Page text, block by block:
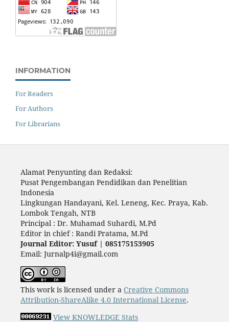
INFORMATION
For Readers
For Authors
For Librarians
Alamat Penyunting dan Redaksi:
Pusat Pengembangan Pendidikan dan Penelitian
Indonesia
Lingkungan Handayani, Kel. Leneng, Kec. Praya, Kab.
Lombok Tengah, NTB
Principal : Dr. Muhamad Suhardi, M.Pd
Editor in chief : Randi Pratama, M.Pd
Journal Editor: Yusuf | 085175153905
Email: Jurnalp4i@gmail.com
This work is licensed under a Creative Commons
Attribution-ShareAlike 4.0 International License.
View KNOWLEDGE Stats